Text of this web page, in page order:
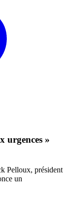
urgences »
Pelloux, président
un